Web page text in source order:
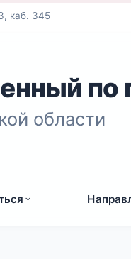
каб. 345
по
области